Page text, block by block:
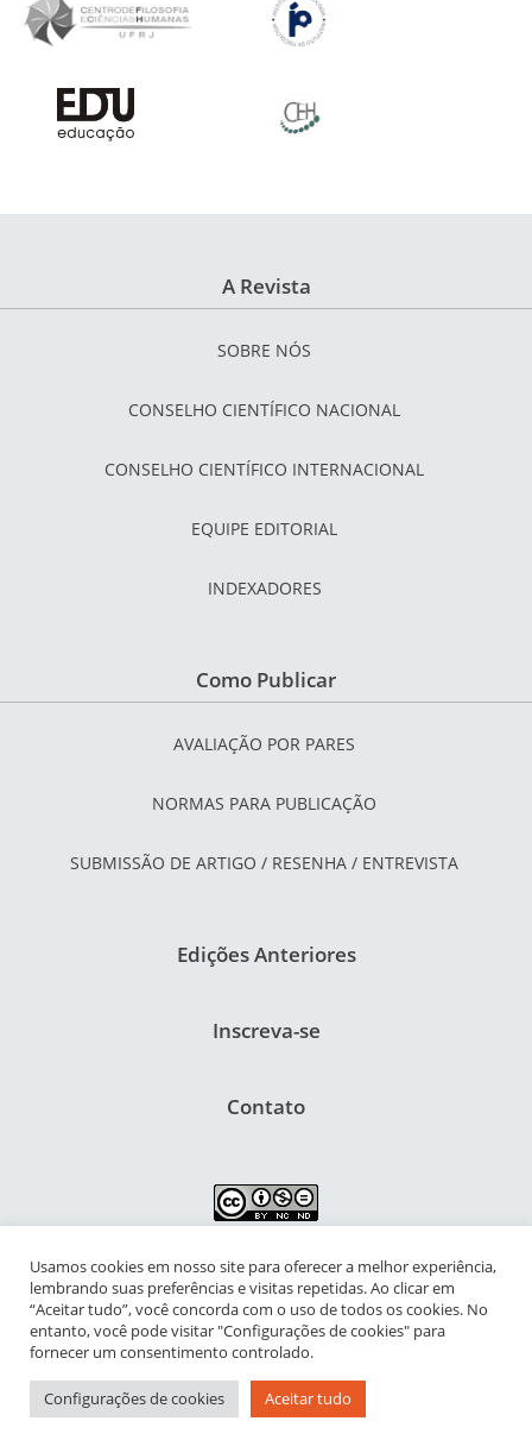
A Revista
SOBRE NÓS
CONSELHO CIENTÍFICO NACIONAL
CONSELHO CIENTÍFICO INTERNACIONAL
EQUIPE EDITORIAL
INDEXADORES
Como Publicar
AVALIAÇÃO POR PARES
NORMAS PARA PUBLICAÇÃO
SUBMISSÃO DE ARTIGO / RESENHA / ENTREVISTA
Edições Anteriores
Inscreva-se
Contato
NIPIAC – Núcleo Interdisciplinar de Pesquisa para a Infância e
Adolescência Contemporâneas
Universidade Federal do Rio de Janeiro - Campus da Praia Vermelha
Av. Pasteur, 250 – Urca, Prédio da Decania do CFCH
Rio de Janeiro - RJ, Brasil | CEP 22.290-902
Usamos cookies em nosso site para oferecer a melhor experiência,
lembrando suas preferências e visitas repetidas. Ao clicar em
“Aceitar tudo”, você concorda com o uso de todos os cookies. No
entanto, você pode visitar "Configurações de cookies" para
fornecer um consentimento controlado.
Configurações de cookies Aceitar tudo